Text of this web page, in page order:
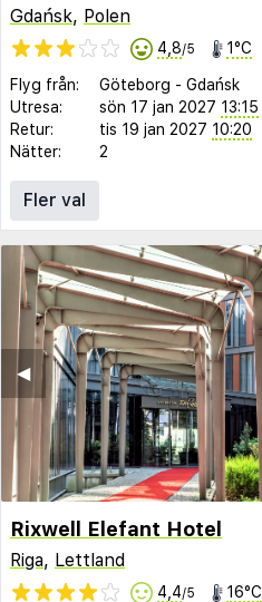
Gdańsk, Polen
4,8/5 1°C
Flyg från: Göteborg - Gdańsk
Utresa:
sön 17 jan 2027 13:15
Retur:
tis 19 jan 2027 10:20
Nätter:
2
Fler val
◀︎
Rixwell Elefant Hotel
Riga, Lettland
4,4/5 16°C